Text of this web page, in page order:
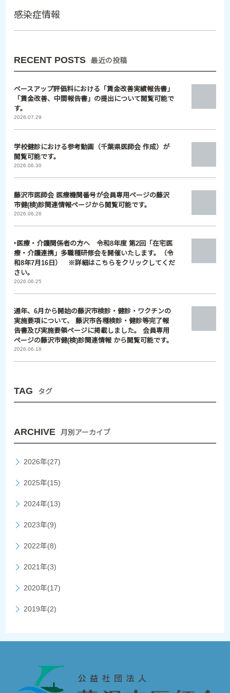
感染症情報
RECENT POSTS 最近の投稿
ベースアップ評価料における「賃金改善実績報告書」
「賃金改善、中間報告書」の提出について閲覧可能で
す。
2026.07.29
学校健診における参考動画（千葉県医師会 作成）が
閲覧可能です。
2026.06.30
藤沢市医師会 医療機関番号が会員専用ページの藤沢
市健(検)診関連情報ページから閲覧可能です。
2026.06.26
‣医療・介護関係者の方へ 令和8年度 第2回「在宅医
療・介護連携」多職種研修会を開催いたします。（令
和8年7月16日） ※詳細はこちらをクリックしてくだ
さい。
2026.06.25
通年、6月から開始の藤沢市検診・健診・ワクチンの
実施要項について、 藤沢市各種検診・健診等完了報
告書及び実施要領ページに掲載しました。 会員専用
ページの藤沢市健(検)診関連情報 から閲覧可能です。
2026.06.18
TAG タグ
ARCHIVE 月別アーカイブ
2026年(27)
2025年(15)
2024年(13)
2023年(9)
2022年(8)
2021年(3)
2020年(17)
2019年(2)